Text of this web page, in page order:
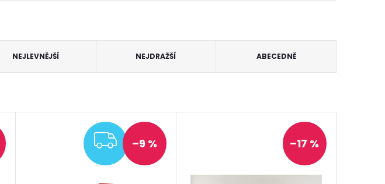
NEJLEVNĚJŠÍ NEJDRAŽŠÍ ABECEDNĚ
ZDARMA
–9 % –17 %